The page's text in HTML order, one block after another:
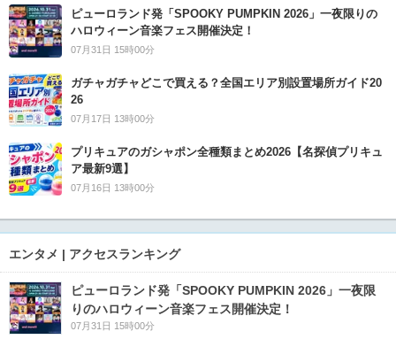
ピューロランド発「SPOOKY PUMPKIN 2026」一夜限りの
ハロウィーン音楽フェス開催決定！
07月31日 15時00分
ガチャガチャどこで買える？全国エリア別設置場所ガイド20
26
07月17日 13時00分
プリキュアのガシャポン全種類まとめ2026【名探偵プリキュ
ア最新9選】
07月16日 13時00分
エンタメ | アクセスランキング
ピューロランド発「SPOOKY PUMPKIN 2026」一夜限
りのハロウィーン音楽フェス開催決定！
07月31日 15時00分